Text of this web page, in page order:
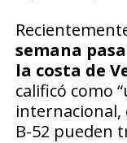
semana
la costa de
calificó como
internacional,
B-52 pueden